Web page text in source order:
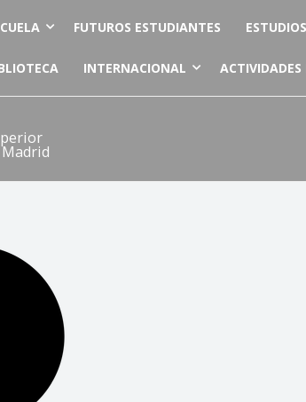
FUTUROS ESTUDIANTES ESTUDIOS
INTERNACIONAL ACTIVIDADES